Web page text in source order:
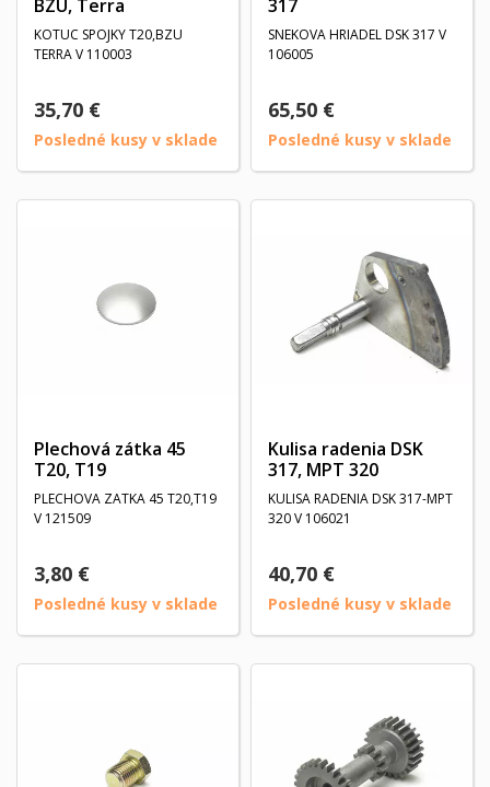
BZU, Terra
KOTUC SPOJKY T20,BZU
TERRA V 110003
35,70 €
Posledné kusy v sklade
317
SNEKOVA HRIADEL DSK 317 V
106005
65,50 €
Posledné kusy v sklade
Plechová zátka 45
T20, T19
PLECHOVA ZATKA 45 T20,T19
V 121509
3,80 €
Posledné kusy v sklade
Kulisa radenia DSK
317, MPT 320
KULISA RADENIA DSK 317-MPT
320 V 106021
40,70 €
Posledné kusy v sklade